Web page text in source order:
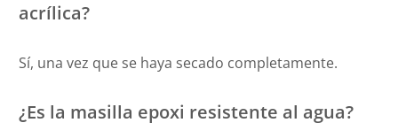
acrílica?
Sí, una vez que se haya secado completamente.
¿Es la masilla epoxi resistente al agua?